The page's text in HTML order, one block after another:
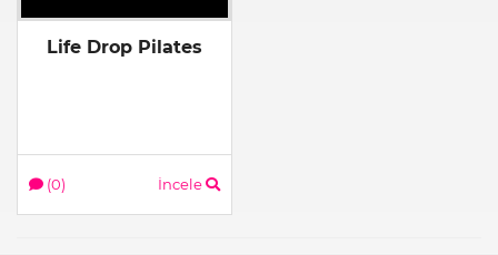
Life Drop Pilates
(0) İncele